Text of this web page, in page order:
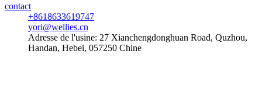
contact
+8618633619747
yori@wellies.cn
Adresse de l'usine: 27 Xianchengdonghuan Road, Quzhou,
Handan, Hebei, 057250 Chine